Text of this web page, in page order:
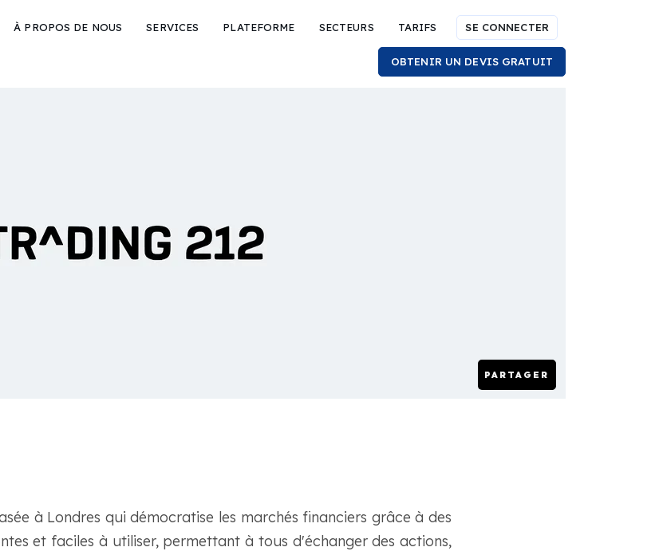
À PROPOS DE NOUS SERVICES PLATEFORME SECTEURS TARIFS SE CONNECTER
OBTENIR UN DEVIS GRATUIT
PARTAGER
à Londres qui démocratise les marchés financiers grâce à des
et faciles à utiliser, permettant à tous d'échanger des actions,